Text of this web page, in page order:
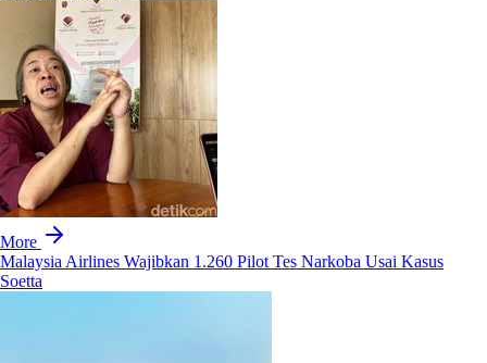
More
Malaysia Airlines Wajibkan 1.260 Pilot Tes Narkoba Usai Kasus
Soetta